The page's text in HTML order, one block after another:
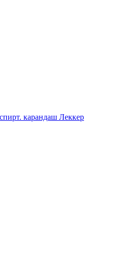
карандаш Леккер